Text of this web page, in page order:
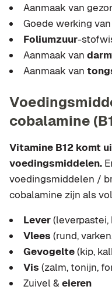
Aanmaak van
Goede werking
Foliumzuur-
Aanmaak van
Aanmaak van
cobalamine
Vitamine B12 komt
voedingsmiddelen.
voedingsmiddelen /
cobalamine zijn als
Lever(leverpastei,
Vlees (rund,
Gevogelte(kip,
Vis (zalm, tonijn,
Zuivel & eieren